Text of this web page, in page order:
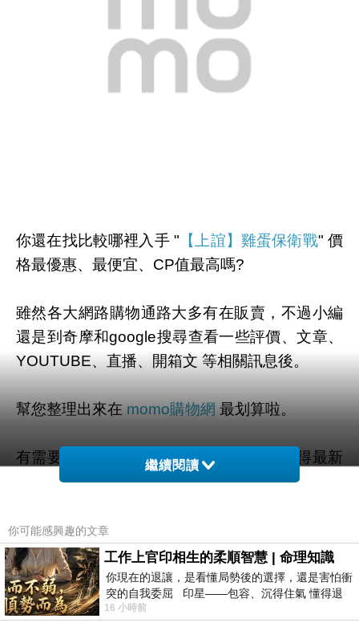
你還在找比較哪裡入手 " 【上誼】雞蛋保衛戰" 價
格最優惠、最便宜、CP值最高嗎?
雖然各大網路購物通路大多有在販賣，不過小編
還是到奇摩和google搜尋查看一些評價、文章、
YOUTUBE、直播、開箱文 等相關訊息後。
幫您整理出來在 momo購物網 最划算啦。
有需要的網友們可以點擊下面按鈕即可獲得最新
的優惠折扣喔！
=>點此取得優惠<=
繼續閱讀
你可能感興趣的文章
工作上官印相生的柔順智慧 | 命理知識
你現在的退讓，是看懂局勢後的選擇，還是害怕衝
突的自我委屈 印星——包容、沉得住氣 懂得退
一步觀察，不會
16 小時前